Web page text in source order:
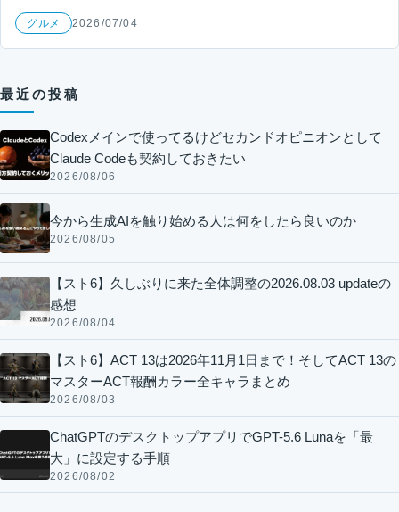
グルメ 2026/07/04
最近の投稿
Codexメインで使ってるけどセカンドオピニオンとして
Claude Codeも契約しておきたい
2026/08/06
今から生成AIを触り始める人は何をしたら良いのか
2026/08/05
【スト6】久しぶりに来た全体調整の2026.08.03 updateの
感想
2026/08/04
【スト6】ACT 13は2026年11月1日まで！そしてACT 13の
マスターACT報酬カラー全キャラまとめ
2026/08/03
ChatGPTのデスクトップアプリでGPT-5.6 Lunaを「最
大」に設定する手順
2026/08/02